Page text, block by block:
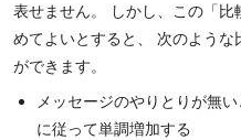
表せません。 しかし、この「
めてよいとすると、 次のような
ができます。
メッセージのやりとりが無
に従って単調増加する